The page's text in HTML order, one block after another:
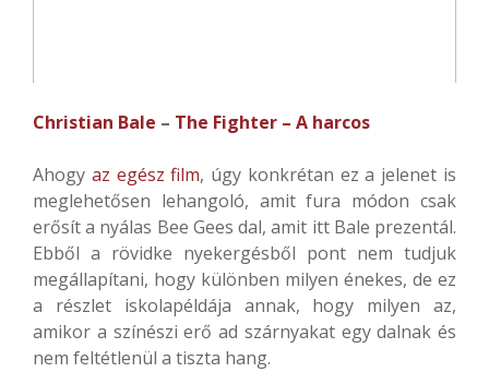
Christian Bale – The Fighter – A harcos
Ahogy az egész film, úgy konkrétan ez a jelenet is
meglehetősen lehangoló, amit fura módon csak
erősít a nyálas Bee Gees dal, amit itt Bale prezentál.
Ebből a rövidke nyekergésből pont nem tudjuk
megállapítani, hogy különben milyen énekes, de ez
a részlet iskolapéldája annak, hogy milyen az,
amikor a színészi erő ad szárnyakat egy dalnak és
nem feltétlenül a tiszta hang.